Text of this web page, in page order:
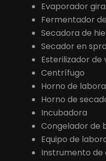
Evaporador
Fermentador
Secadora de
Secador en
Esterilizador de
Centrífugo
Horno de
Horno de
Incubadora
Congelador de
Equipo de
Instrumento de